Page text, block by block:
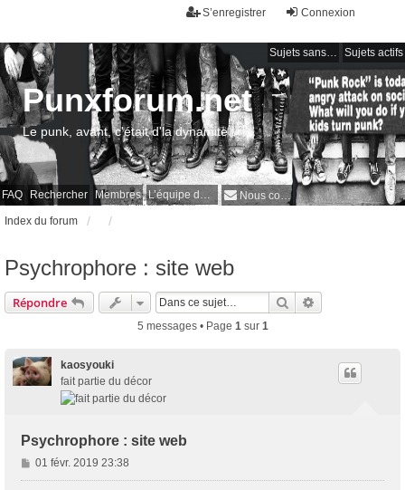
Connexion
S’enregistrer
Sujets sans réponse Sujets actifs
FAQ Rechercher Membres L’équipe du forum Nous contacter
Punxforum.net
Le punk, avant, c'était d'la dynamite !
Index du forum
Psychrophore : site web
Répondre Rechercher
5 messages • Page 1sur 1
kaosyouki
fait partie du décor
Psychrophore : site web
M
e
01 févr. 2019 23:38